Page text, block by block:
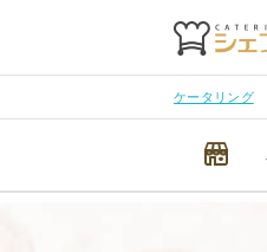
ケータリング